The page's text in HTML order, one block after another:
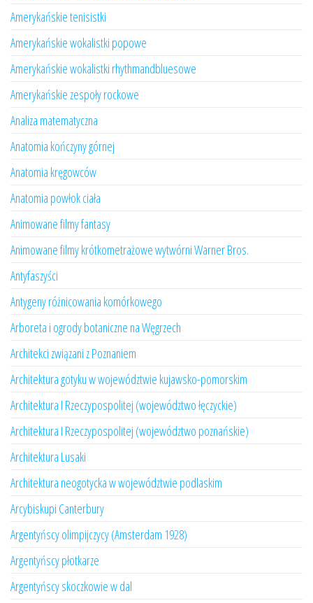
Amerykańskie tenisistki
Amerykańskie wokalistki popowe
Amerykańskie wokalistki rhythmandbluesowe
Amerykańskie zespoły rockowe
Analiza matematyczna
Anatomia kończyny górnej
Anatomia kręgowców
Anatomia powłok ciała
Animowane filmy fantasy
Animowane filmy krótkometrażowe wytwórni Warner Bros.
Antyfaszyści
Antygeny różnicowania komórkowego
Arboreta i ogrody botaniczne na Węgrzech
Architekci związani z Poznaniem
Architektura gotyku w województwie kujawsko-pomorskim
Architektura I Rzeczypospolitej (województwo łęczyckie)
Architektura I Rzeczypospolitej (województwo poznańskie)
Architektura Lusaki
Architektura neogotycka w województwie podlaskim
Arcybiskupi Canterbury
Argentyńscy olimpijczycy (Amsterdam 1928)
Argentyńscy płotkarze
Argentyńscy skoczkowie w dal